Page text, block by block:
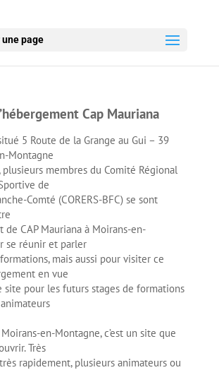
page
Cap Mauriana
5 Route de la Grange au Gui – 39
Montagne
plusieurs membres du Comité Régional
de
Comté (CORERS-BFC) se sont
de CAP Mauriana à Moirans-en-
se réunir et parler
mais aussi pour visiter ce
en vue
site pour les futurs stages de formations
en-Montagne, c’est un site que
Très
rapidement, plusieurs animateurs ou